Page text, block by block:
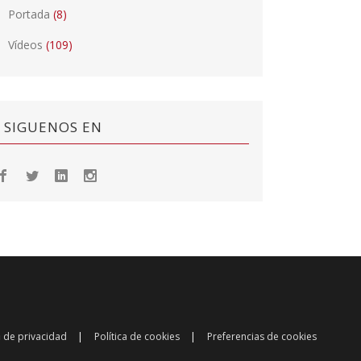
Portada (8)
Vídeos (109)
SIGUENOS EN
de privacidad Política de cookies Preferencias de cookies